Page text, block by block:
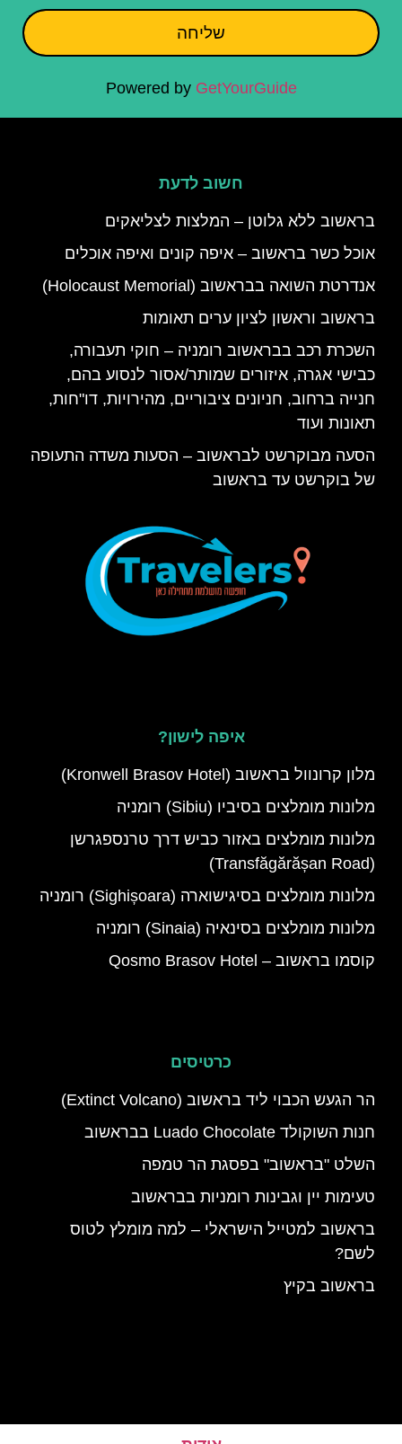
שליחה
Powered by GetYourGuide
חשוב לדעת
בראשוב ללא גלוטן – המלצות לצליאקים
אוכל כשר בראשוב – איפה קונים ואיפה אוכלים
אנדרטת השואה בבראשוב (Holocaust Memorial)
בראשוב וראשון לציון ערים תאומות
השכרת רכב בבראשוב רומניה – חוקי תעבורה,
כבישי אגרה, איזורים שמותר/אסור לנסוע בהם,
חנייה ברחוב, חניונים ציבוריים, מהירויות, דו"חות,
תאונות ועוד
הסעה מבוקרשט לבראשוב – הסעות משדה התעופה
של בוקרשט עד בראשוב
איפה לישון?
מלון קרונוול בראשוב (Kronwell Brasov Hotel)
מלונות מומלצים בסיביו (Sibiu) רומניה
מלונות מומלצים באזור כביש דרך טרנספגרשן
(Transfăgărășan Road)
מלונות מומלצים בסיגישוארה (Sighișoara) רומניה
מלונות מומלצים בסינאיה (Sinaia) רומניה
קוסמו בראשוב – Qosmo Brasov Hotel
כרטיסים
הר הגעש הכבוי ליד בראשוב (Extinct Volcano)
חנות השוקולד Luado Chocolate בבראשוב
השלט "בראשוב" בפסגת הר טמפה
טעימות יין וגבינות רומניות בבראשוב
בראשוב למטייל הישראלי – למה מומלץ לטוס
לשם?
בראשוב בקיץ